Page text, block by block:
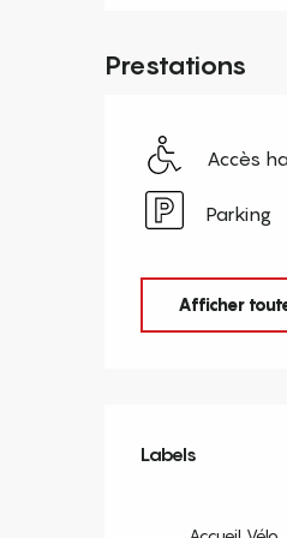
Prestations
Accès
Parking
Afficher
Offres
Labels
Labels